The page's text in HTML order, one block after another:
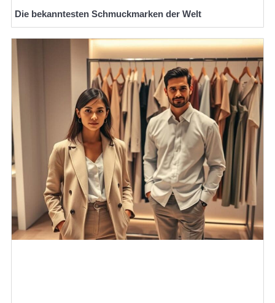
Die bekanntesten Schmuckmarken der Welt